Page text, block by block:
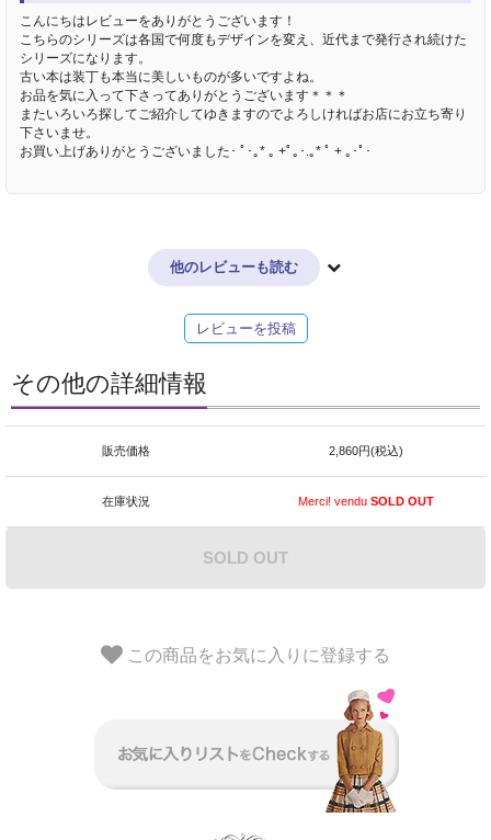
こんにちはレビューをありがとうございます！
こちらのシリーズは各国で何度もデザインを変え、近代まで発行され続けた
シリーズになります。
古い本は装丁も本当に美しいものが多いですよね。
お品を気に入って下さってありがとうございます＊＊＊
またいろいろ探してご紹介してゆきますのでよろしければお店にお立ち寄り
下さいませ。
お買い上げありがとうございました･ ﾟ･｡* ｡ +ﾟ｡･.｡* ﾟ + ｡･ﾟ･
他のレビューも読む
レビューを投稿
その他の詳細情報
販売価格 2,860円(税込)
在庫状況 Merci! venduSOLD OUT
SOLD OUT
この商品をお気に入りに登録する